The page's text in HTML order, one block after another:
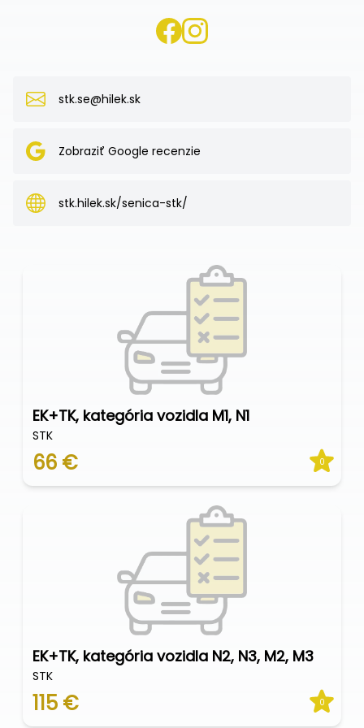
stk.se@hilek.sk
Zobraziť Google recenzie
stk.hilek.sk/senica-stk/
EK+TK, kategória vozidla M1, N1
STK
66 € 0
EK+TK, kategória vozidla N2, N3, M2, M3
STK
115 € 0